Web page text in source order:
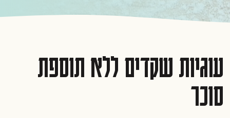
עוגיות שקדים ללא תוספת
סוכר